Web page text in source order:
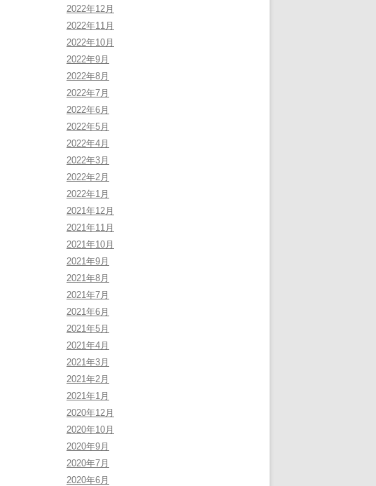
2022年12月
2022年11月
2022年10月
2022年9月
2022年8月
2022年7月
2022年6月
2022年5月
2022年4月
2022年3月
2022年2月
2022年1月
2021年12月
2021年11月
2021年10月
2021年9月
2021年8月
2021年7月
2021年6月
2021年5月
2021年4月
2021年3月
2021年2月
2021年1月
2020年12月
2020年10月
2020年9月
2020年7月
2020年6月